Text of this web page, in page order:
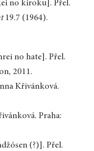
no kiroku]. Přel.
19.7 (1964).
no hate]. Přel.
2011.
Křivánková.
Praha:
(?)]. Přel.